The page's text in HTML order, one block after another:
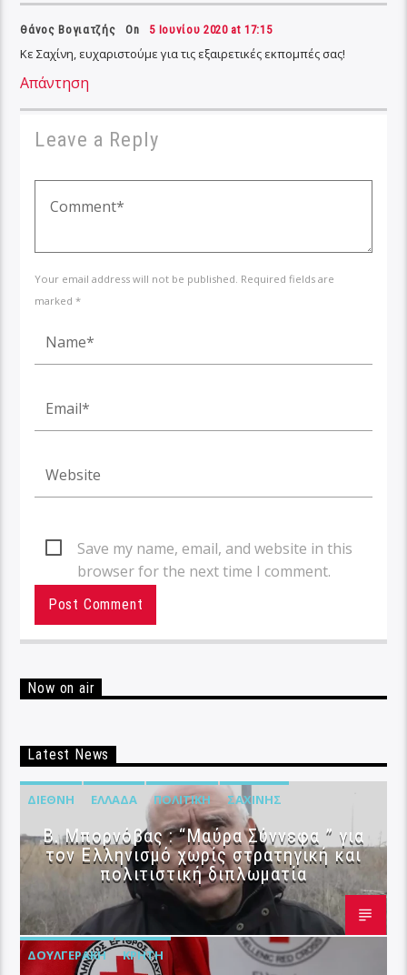
Θάνος Βογιατζής On 5 Ιουνίου 2020 at 17:15
Κε Σαχίνη, ευχαριστούμε για τις εξαιρετικές εκπομπές σας!
Απάντηση
Leave a Reply
Your email address will not be published. Required fields are
marked *
Save my name, email, and website in this
browser for the next time I comment.
Now on air
Latest News
ΔΙΕΘΝΉ ΕΛΛΆΔΑ ΠΟΛΙΤΙΚΉ ΣΑΧΊΝΗΣ
B. Μπορνόβας : “Μαύρα Σύννεφα ” για
τον Ελληνισμό χωρίς στρατηγική και
πολιτιστική διπλωματία
ΔΟΥΛΓΕΡΆΚΗ ΚΡΉΤΗ